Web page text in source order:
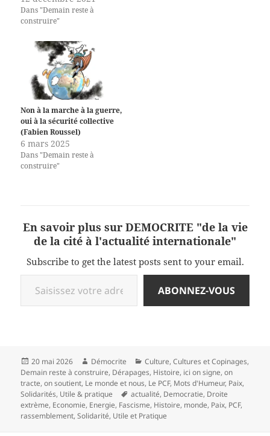
Dans "Demain reste à
construire"
Non à la marche à la guerre,
oui à la sécurité collective
(Fabien Roussel)
6 mars 2025
Dans "Demain reste à
construire"
En savoir plus sur DEMOCRITE "de la vie
de la cité à l'actualité internationale"
Subscribe to get the latest posts sent to your email.
Saisissez votre adresse e-mail…
ABONNEZ-VOUS
Publié
le
20 mai 2026 Auteur
Démocrite Catégories
Culture,Cultures et Copinages,
Demain reste à construire, Dérapages, Histoire, ici on signe, on
tracte, on soutient, Le monde et nous, Le PCF, Mots d'Humeur, Paix,
Solidarités, Utile & pratique
Mots-
clés
actualité, Democratie, Droite
extrème, Economie, Energie, Fascisme, Histoire, monde, Paix, PCF,
rassemblement,Solidarité, Utile et Pratique